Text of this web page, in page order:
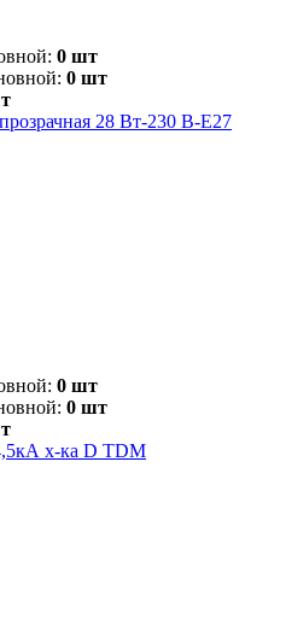
0 шт
0 шт
28 Вт-230 В-Е27
0 шт
0 шт
х-ка D TDM